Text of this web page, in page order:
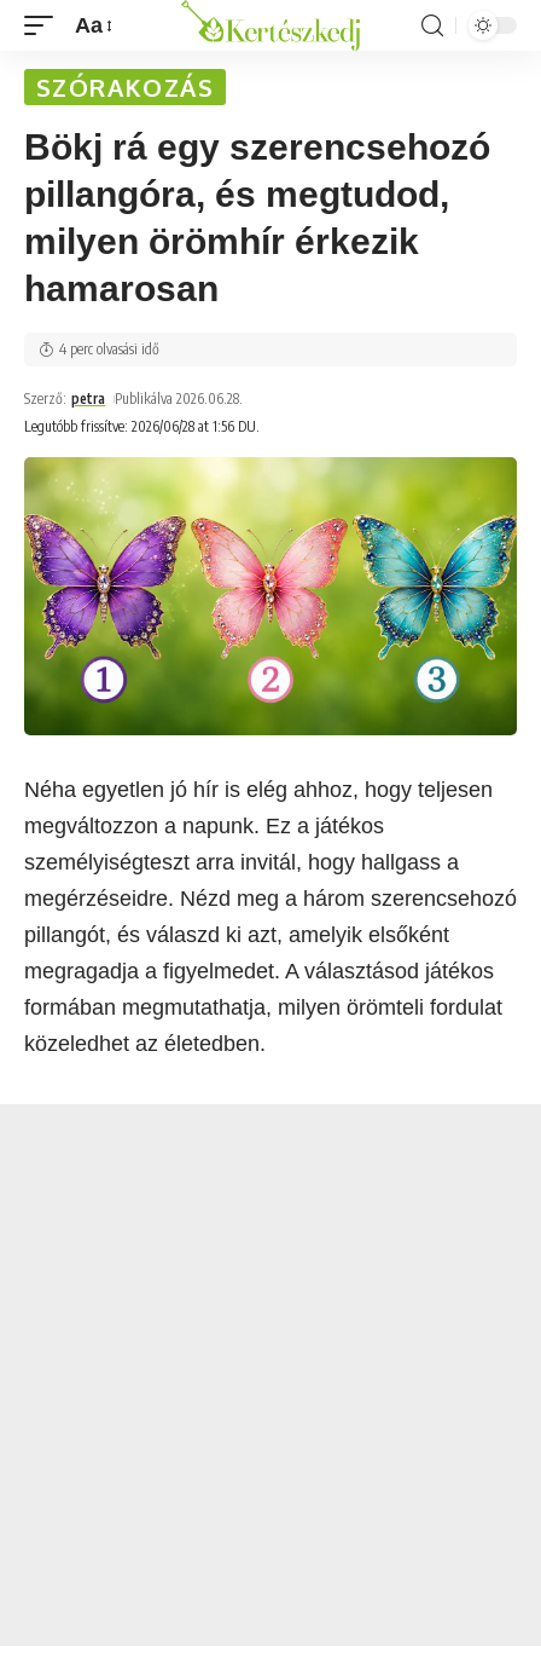
Aa
SZÓRAKOZÁS
Bökj rá egy szerencsehozó
pillangóra, és megtudod,
milyen örömhír érkezik
hamarosan
Legutóbb frissítve: 2026/06/28 at 1:56 DU.
Szerző: petra Publikálva 2026.06.28.
4 perc olvasási idő
Néha egyetlen jó hír is elég ahhoz, hogy teljesen
megváltozzon a napunk. Ez a játékos
személyiségteszt arra invitál, hogy hallgass a
megérzéseidre. Nézd meg a három szerencsehozó
pillangót, és válaszd ki azt, amelyik elsőként
megragadja a figyelmedet. A választásod játékos
formában megmutathatja, milyen örömteli fordulat
közeledhet az életedben.